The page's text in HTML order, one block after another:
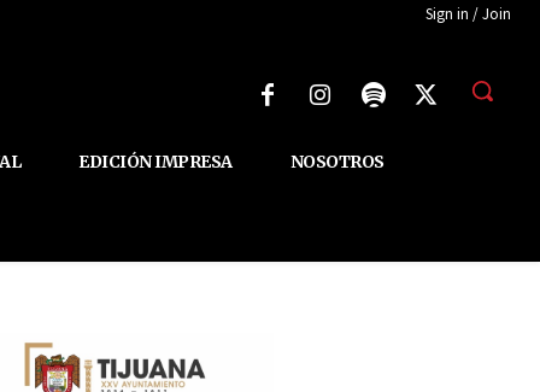
Sign in / Join
EDICIÓN IMPRESA NOSOTROS